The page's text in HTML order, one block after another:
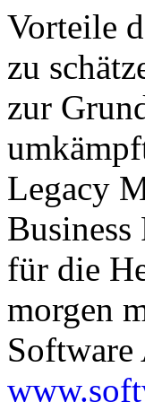
Vorteile
zu
zur
Legacy
Business
für die
morgen
Software